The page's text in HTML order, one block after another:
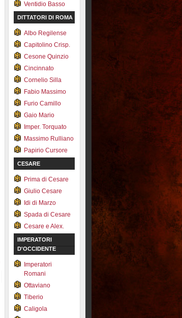
Ventidio Basso
DITTATORI DI ROMA
Albo Regilense
Capitolino Crisp.
Cesone Quinzio
Cincinnato
Cornelio Silla
Fabio Massimo
Furio Camillo
Gaio Mario
Imper. Torquato
Massimo Rulliano
Papirio Cursore
CESARE
Prima di Cesare
Giulio Cesare
Idi di Marzo
Spada di Cesare
Cesare e Alex.
IMPERATORI
D'OCCIDENTE
Imperatori
Romani
Ottaviano
Tiberio
Caligola